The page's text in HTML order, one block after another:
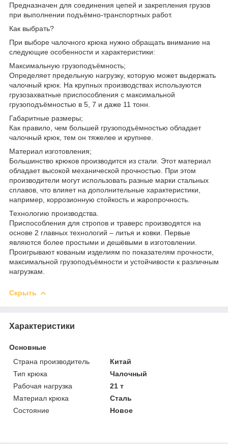
Предназначен для соединения цепей и закрепления грузов
при выполнении подъёмно-транспортных работ.
Как выбрать?
При выборе чалочного крюка нужно обращать внимание на
следующие особенности и характеристики:
Максимальную грузоподъёмность;
Определяет предельную нагрузку, которую может выдержать
чалочный крюк. На крупных производствах используются
грузозахватные приспособления с максимальной
грузоподъёмностью в 5, 7 и даже 11 тонн.
Габаритные размеры;
Как правило, чем большей грузоподъёмностью обладает
чалочный крюк, тем он тяжелее и крупнее.
Материал изготовления;
Большинство крюков производится из стали. Этот материал
обладает высокой механической прочностью. При этом
производители могут использовать разные марки стальных
сплавов, что влияет на дополнительные характеристики,
например, коррозионную стойкость и жаропрочность.
Технологию производства.
Приспособления для стропов и траверс производятся на
основе 2 главных технологий – литья и ковки. Первые
являются более простыми и дешёвыми в изготовлении.
Проигрывают кованым изделиям по показателям прочности,
максимальной грузоподъёмности и устойчивости к различным
нагрузкам.
Скрыть
Характеристики
Основные
Страна производитель
Китай
Тип крюка
Чалочный
Рабочая нагрузка
21 т
Материал крюка
Сталь
Состояние
Новое